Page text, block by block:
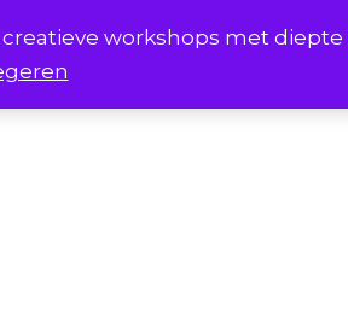
workshops met diepte
Project Borstverhalen